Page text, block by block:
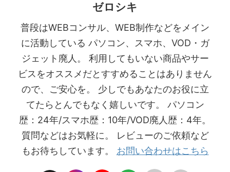
ゼロシキ
普段はWEBコンサル、WEB制作などをメイン
に活動している パソコン、スマホ、VOD・ガ
ジェット廃人。 利用してもいない商品やサー
ビスをオススメだとすすめることはありません
ので、ご安心を。 少しでもあなたのお役に立
てたらとんでもなく嬉しいです。 パソコン
歴：24年/スマホ歴：10年/VOD廃人歴：4年。
質問などはお気軽に。 レビューのご依頼など
もお待ちしています。 お問い合わせはこちら